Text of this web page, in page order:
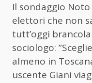
Il sondaggio
elettori che non
tutt’oggi
sociologo:
almeno in
uscente Giani